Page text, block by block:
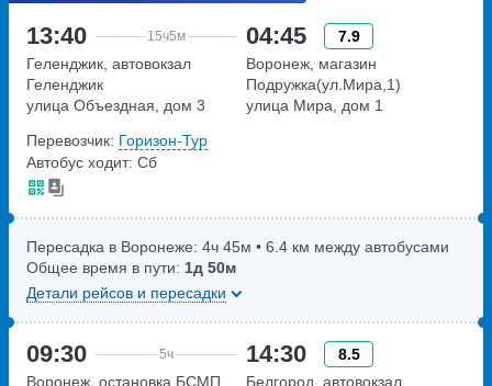
13:40 15ч5м
Геленджик, автовокзал
Геленджик
улица Объездная, дом 3
04:45
7.9
Воронеж, магазин
Подружка(ул.Мира,1)
улица Мира, дом 1
Перевозчик: Горизон-Тур
Автобус ходит: Сб
09:30 5ч
Воронеж, остановка БСМП
14:30
8.5
Белгород, автовокзал
Пересадка в Воронеже: 4ч 45м • 6.4 км между автобусами
Общее время в пути: 1д 50м
Детали рейсов и пересадки